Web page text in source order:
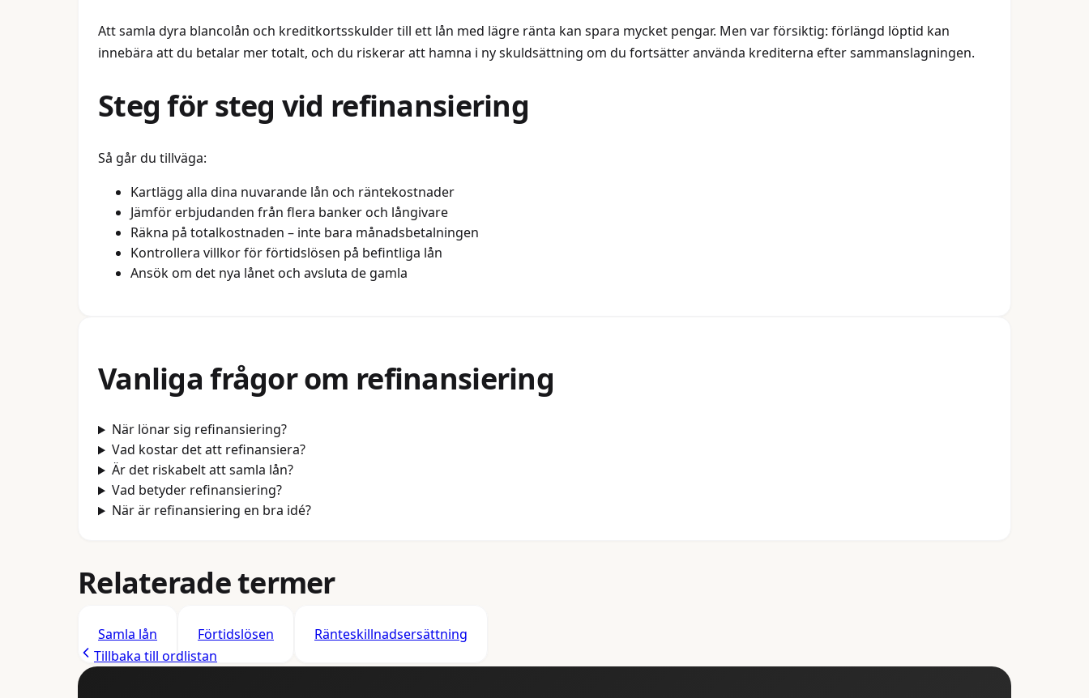
Att samla dyra blancolån och kreditkortsskulder till ett lån med lägre ränta kan spara mycket pengar. Men var försiktig: förlängd löptid kan
innebära att du betalar mer totalt, och du riskerar att hamna i ny skuldsättning om du fortsätter använda krediterna efter sammanslagningen.
Steg för steg vid refinansiering
Så går du tillväga:
Kartlägg alla dina nuvarande lån och räntekostnader
Jämför erbjudanden från flera banker och långivare
Räkna på totalkostnaden – inte bara månadsbetalningen
Kontrollera villkor för förtidslösen på befintliga lån
Ansök om det nya lånet och avsluta de gamla
Vanliga frågor om refinansiering
När lönar sig refinansiering?
Vad kostar det att refinansiera?
Är det riskabelt att samla lån?
Vad betyder refinansiering?
När är refinansiering en bra idé?
Relaterade termer
Samla lån Förtidslösen
Ränteskillnadsersättning
Tillbaka till ordlistan